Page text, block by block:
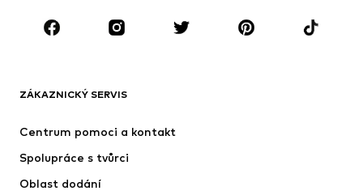
Doplňky
Premium
Nové
Trička & topy
Bundy
Spodní prádlo
ZÁKAZNICKÝ SERVIS
Centrum pomoci a kontakt
Spolupráce s tvůrci
Oblast dodání